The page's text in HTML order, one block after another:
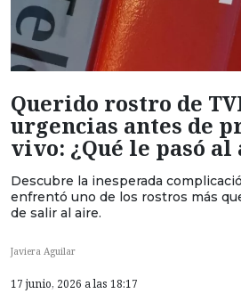
Querido rostro de
urgencias antes de
vivo: ¿Qué le pasó
Descubre la inesperada
enfrentó uno de los rostros más
de salir al aire.
Javiera Aguilar
17 junio, 2026 a las 18:17